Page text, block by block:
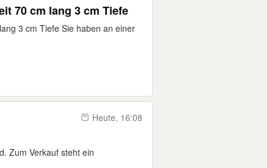
70 cm lang 3 cm Tiefe
3 cm Tiefe Sie haben an einer
Heute, 16:08
Zum Verkauf steht ein